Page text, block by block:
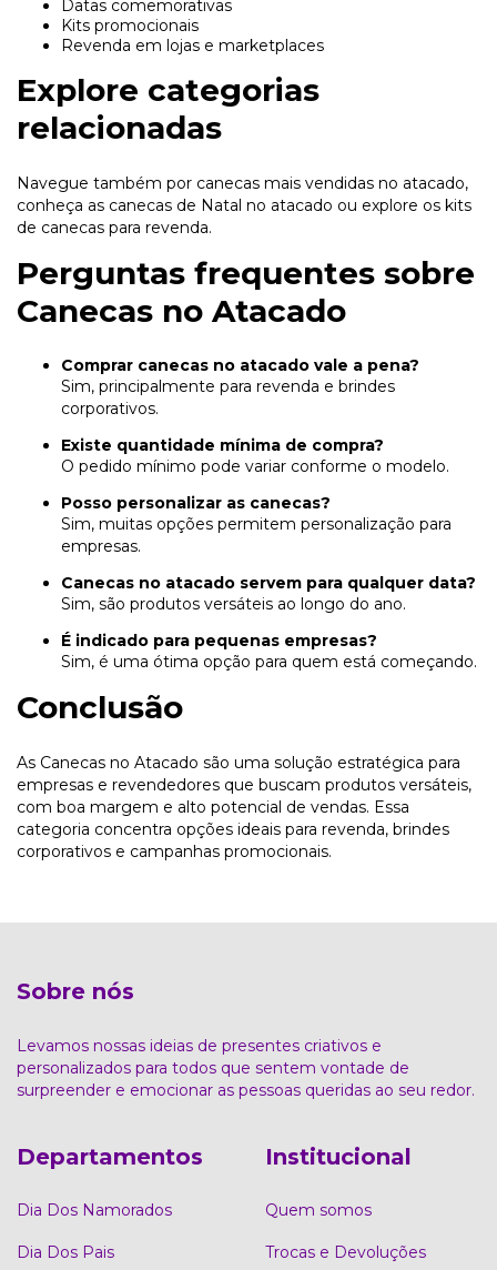
Datas comemorativas
Kits promocionais
Revenda em lojas e marketplaces
Explore categorias
relacionadas
Navegue também por canecas mais vendidas no atacado,
conheça as canecas de Natal no atacado ou explore os kits
de canecas para revenda.
Perguntas frequentes sobre
Canecas no Atacado
Comprar canecas no atacado vale a pena?
Sim, principalmente para revenda e brindes
corporativos.
Existe quantidade mínima de compra?
O pedido mínimo pode variar conforme o modelo.
Posso personalizar as canecas?
Sim, muitas opções permitem personalização para
empresas.
Canecas no atacado servem para qualquer data?
Sim, são produtos versáteis ao longo do ano.
É indicado para pequenas empresas?
Sim, é uma ótima opção para quem está começando.
Conclusão
As Canecas no Atacado são uma solução estratégica para
empresas e revendedores que buscam produtos versáteis,
com boa margem e alto potencial de vendas. Essa
categoria concentra opções ideais para revenda, brindes
corporativos e campanhas promocionais.
Sobre nós
Levamos nossas ideias de presentes criativos e
personalizados para todos que sentem vontade de
surpreender e emocionar as pessoas queridas ao seu redor.
Departamentos
Dia Dos Namorados
Dia Dos Pais
Institucional
Quem somos
Trocas e Devoluções